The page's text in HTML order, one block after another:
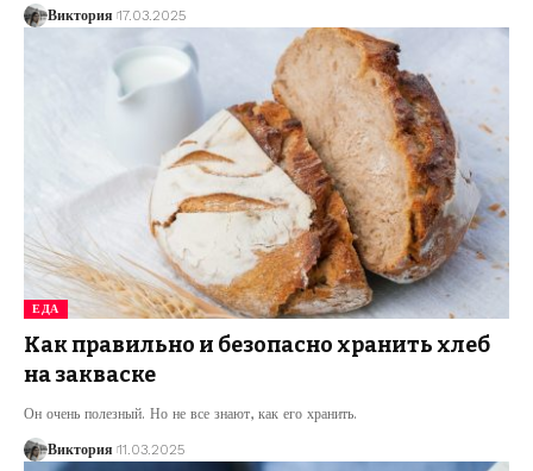
Виктория 17.03.2025
ЕДА
Как правильно и безопасно хранить хлеб
на закваске
Он очень полезный. Но не все знают, как его хранить.
Виктория 11.03.2025